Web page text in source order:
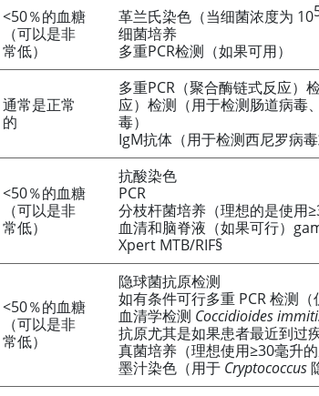
<50％的血糖
（可以是非
常低）
革兰氏染色（当细菌浓度为 10
细菌培养
多重PCR检测（如果可用）
通常是正常
的
多重PCR（聚合酶链式反应）
应）检测（用于检测肠道病毒
毒）
IgM抗体（用于检测西尼罗病毒
<50％的血糖
（可以是非
常低）
抗酸染色
PCR
分枝杆菌培养（理想的是使用
血清和脑脊液（如果可行）
Xpert MTB/RIF§
<50％的血糖
（可以是非
常低）
隐球菌抗原检测
如有条件可行多重 PCR 检测
血清学检测 Coccidioides
抗原尤其是如果患者最近到过
真菌培养（理想使用≥30毫升的
墨汁染色（用于 Cryptococcus